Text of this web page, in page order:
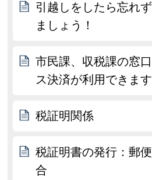
引越しをしたら忘れ
ましょう！
市民課、収税課の窓
ス決済が利用できます
税証明関係
税証明書の発行：郵
合